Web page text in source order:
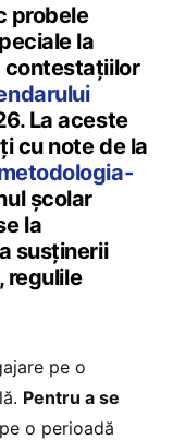
probele
la
contestaţiilor
La aceste
cu note de la
școlar
la
susținerii
regulile
pe o
Pentru a se
o perioadă